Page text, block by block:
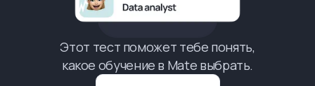
Этот тест поможет тебе понять,
какое обучение в Mate выбрать.